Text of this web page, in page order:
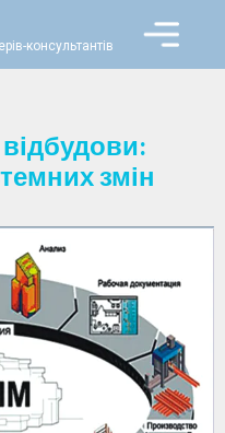
консультантів
відбудови:
змін